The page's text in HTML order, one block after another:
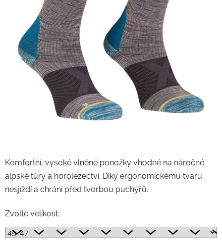
Komfortní, vysoké vlněné ponožky vhodné na náročné
alpské túry a horolezectví. Díky ergonomickému tvaru
nesjíždí a chrání před tvorbou puchýřů.
Zvolte velikost: